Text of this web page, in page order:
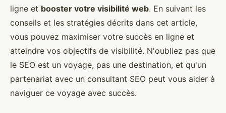
ligne et booster votre visibilité web. En suivant les
conseils et les stratégies décrits dans cet article,
vous pouvez maximiser votre succès en ligne et
atteindre vos objectifs de visibilité. N'oubliez pas que
le SEO est un voyage, pas une destination, et qu'un
partenariat avec un consultant SEO peut vous aider à
naviguer ce voyage avec succès.